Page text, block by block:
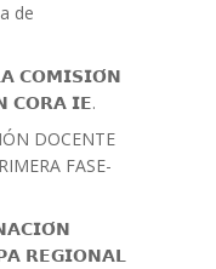
de
𝗖𝗢𝗠𝗜𝗦𝗜𝗢́𝗡
𝗖𝗢𝗥𝗔 𝗜𝗘.
DOCENTE
FASE-
𝗥𝗘𝗚𝗜𝗢𝗡𝗔𝗟